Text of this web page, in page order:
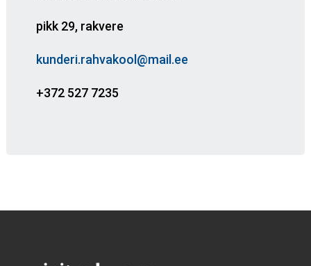
pikk 29, rakvere
kunderi.rahvakool@mail.ee
+372 527 7235